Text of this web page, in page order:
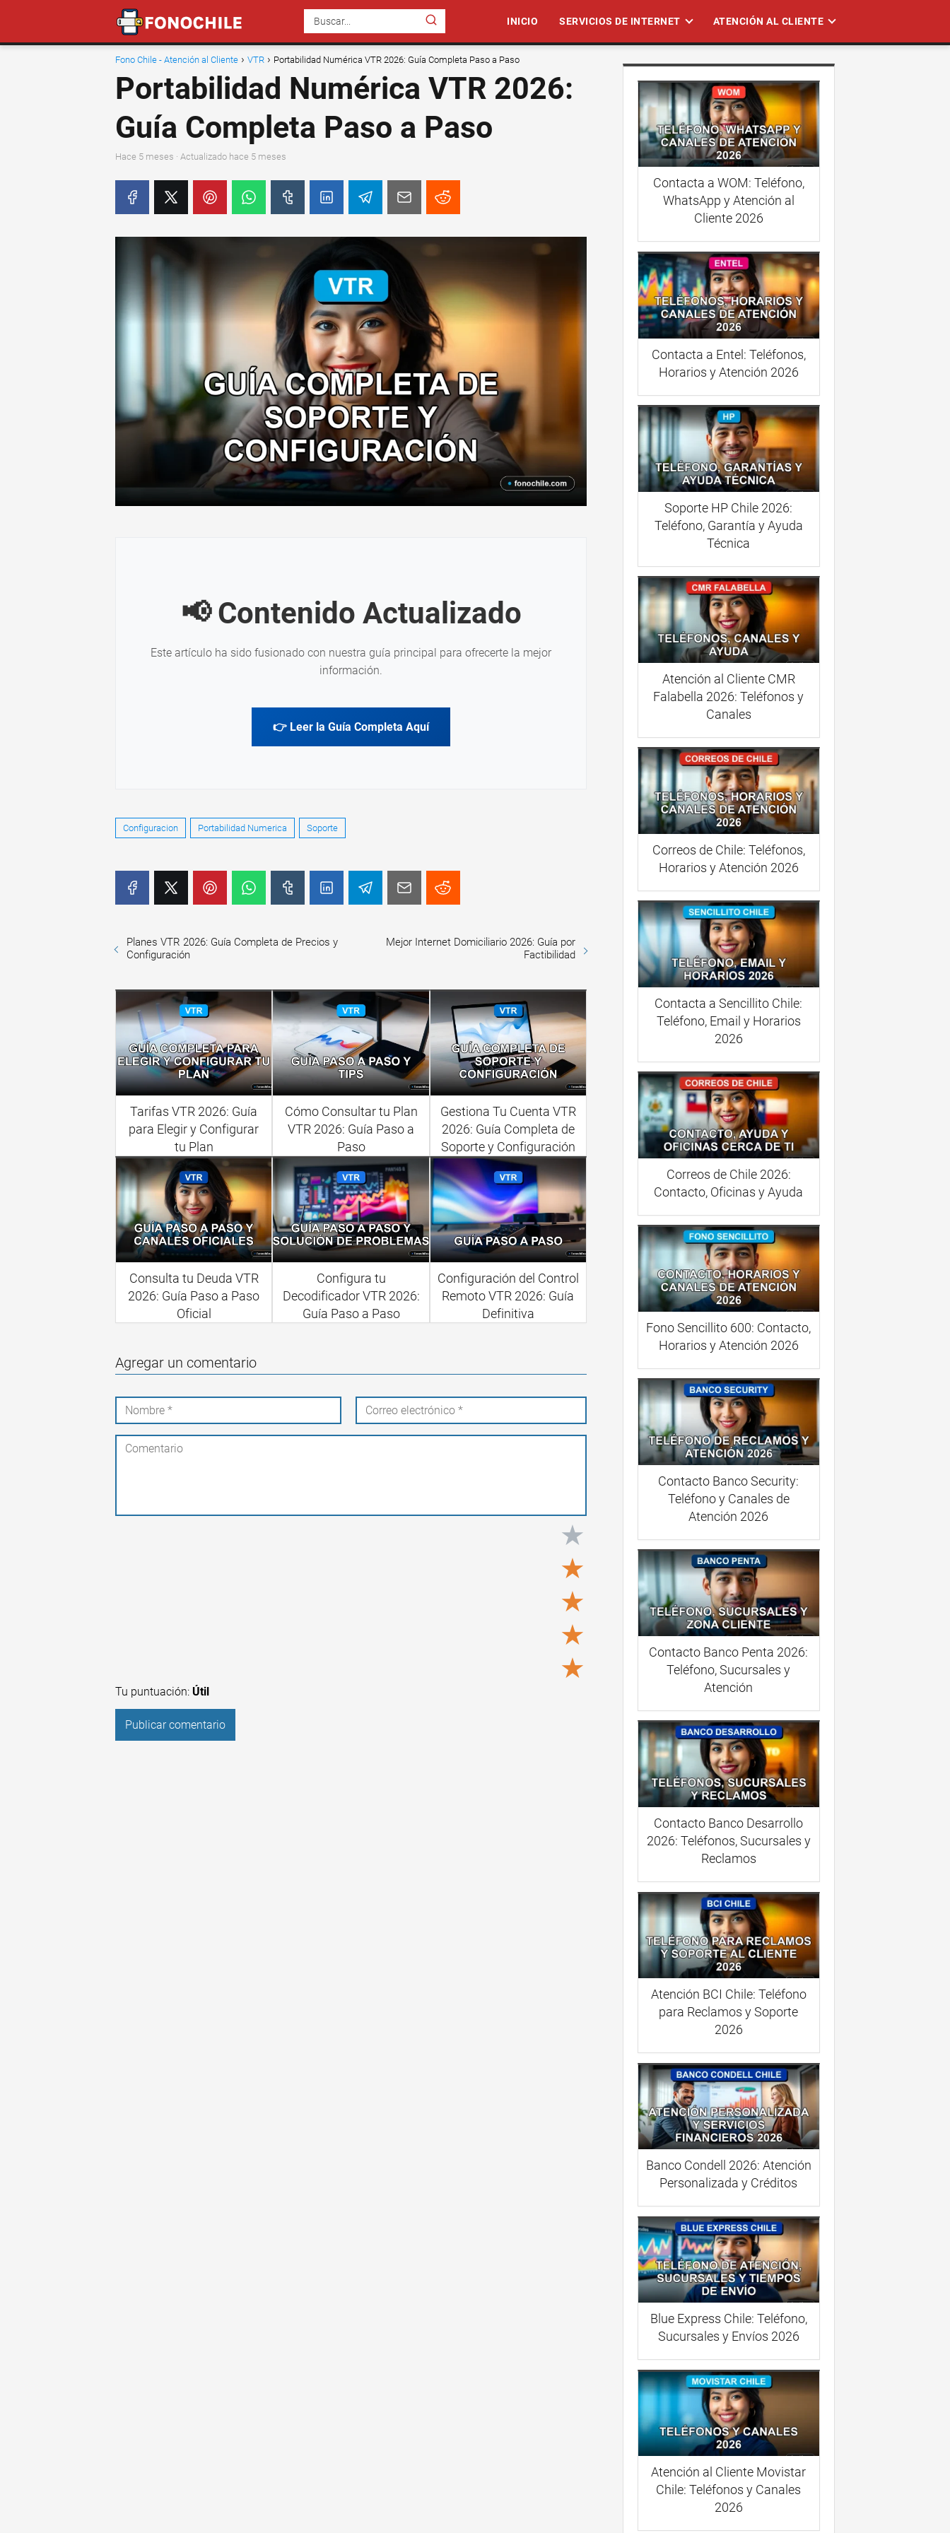
INICIO SERVICIOS DE INTERNET ATENCIÓN AL CLIENTE
Fono Chile - Atención al Cliente VTR Portabilidad Numérica VTR 2026: Guía Completa Paso a Paso
Portabilidad Numérica VTR 2026:
Guía Completa Paso a Paso
hace 5 meses · Actualizado hace 5 meses
📢 Contenido Actualizado
Este artículo ha sido fusionado con nuestra guía principal para ofrecerte la mejor
información.
👉 Leer la Guía Completa Aquí
Configuracion Portabilidad Numerica Soporte
Planes VTR 2026: Guía Completa de Precios y
Configuración
Mejor Internet Domiciliario 2026: Guía por
Factibilidad
Tarifas VTR 2026: Guía
para Elegir y Configurar
tu Plan
Cómo Consultar tu Plan
VTR 2026: Guía Paso a
Paso
Gestiona Tu Cuenta VTR
2026: Guía Completa de
Soporte y Configuración
Consulta tu Deuda VTR
2026: Guía Paso a Paso
Oficial
Configura tu
Decodificador VTR 2026:
Guía Paso a Paso
Configuración del Control
Remoto VTR 2026: Guía
Definitiva
Agregar un comentario
★
★
★
★
★
Tu puntuación: Útil
Contacta a WOM: Teléfono,
WhatsApp y Atención al
Cliente 2026
Contacta a Entel: Teléfonos,
Horarios y Atención 2026
Soporte HP Chile 2026:
Teléfono, Garantía y Ayuda
Técnica
Atención al Cliente CMR
Falabella 2026: Teléfonos y
Canales
Correos de Chile: Teléfonos,
Horarios y Atención 2026
Contacta a Sencillito Chile:
Teléfono, Email y Horarios
2026
Correos de Chile 2026:
Contacto, Oficinas y Ayuda
Fono Sencillito 600: Contacto,
Horarios y Atención 2026
Contacto Banco Security:
Teléfono y Canales de
Atención 2026
Contacto Banco Penta 2026:
Teléfono, Sucursales y
Atención
Contacto Banco Desarrollo
2026: Teléfonos, Sucursales y
Reclamos
Atención BCI Chile: Teléfono
para Reclamos y Soporte
2026
Banco Condell 2026: Atención
Personalizada y Créditos
Blue Express Chile: Teléfono,
Sucursales y Envíos 2026
Atención al Cliente Movistar
Chile: Teléfonos y Canales
2026